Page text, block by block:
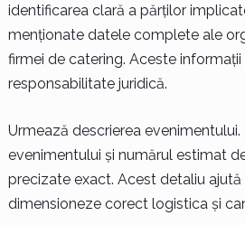
identificarea clară a părților
menționate datele complete ale
firmei de catering. Aceste
responsabilitate juridică.
Urmează descrierea
evenimentului și numărul estimat
precizate exact. Acest detaliu ajută
dimensioneze corect logistica și